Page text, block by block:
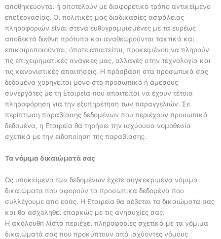
αποθηκεύονται ή αποτελούν με διαφορετικό τρόπο αντικείμενο
επεξεργασίας. Οι πολιτικές μας διαδικασίες ασφάλειας
πληροφοριών είναι στενά ευθυγραμμισμένες με τα ευρέως
αποδεκτά διεθνή πρότυπα και αναθεωρούνται τακτικά και
επικαιροποιούνται, όποτε απαιτείται, προκειμένου να πληρούν
τις επιχειρηματικές ανάγκες μας, αλλαγές στην τεχνολογία και
τις κανονιστικές απαιτήσεις. Η πρόσβαση στα προσωπικά σας
δεδομένα χορηγείται μόνο στο προσωπικό ή άμεσους
συνεργάτες με τη Εταιρεία που απαιτείται να έχουν τέτοια
πληροφόρηση για την εξυπηρέτηση των παραγγελιών. Σε
περίπτωση παραβίασης δεδομένων που περιέχουν προσωπικά
δεδομένα, η Εταιρεία θα τηρήσει την ισχύουσα νομοθεσία
σχετικά με την ειδοποίηση της παραβίασης.
Τα νόμιμα δικαιώματά σας
Ως υποκείμενο των δεδομένων έχετε συγκεκριμένα νόμιμα
δικαιώματα που αφορούν τα προσωπικά δεδομένα που
συλλέγουμε από εσάς. Η Εταιρεία θα σέβεται τα δικαιώματά σας
και θα ασχοληθεί επαρκώς με τις ανησυχίες σας.
Η ακόλουθη λίστα περιέχει πληροφορίες σχετικά με τα νόμιμα
δικαιώματά σας που προκύπτουν από ισχύοντες νόμους